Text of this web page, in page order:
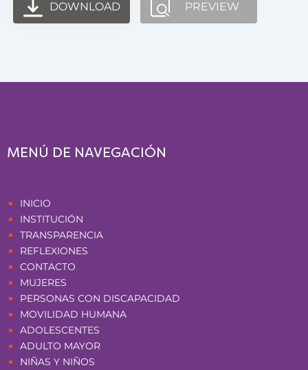
DOWNLOAD PREVIEW
MENÚ DE NAVEGACIÓN
INICIO
INSTITUCIÓN
TRANSPARENCIA
REFLEXIONES
CONTACTO
MUJERES
PERSONAS CON DISCAPACIDAD
MOVILIDAD HUMANA
ADOLESCENTES
ADULTO MAYOR
NIÑAS Y NIÑOS